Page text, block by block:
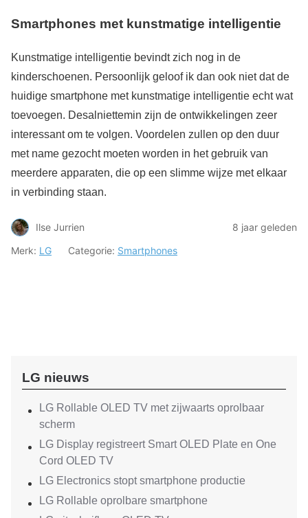
Smartphones met kunstmatige intelligentie
Kunstmatige intelligentie bevindt zich nog in de
kinderschoenen. Persoonlijk geloof ik dan ook niet dat de
huidige smartphone met kunstmatige intelligentie echt wat
toevoegen. Desalniettemin zijn de ontwikkelingen zeer
interessant om te volgen. Voordelen zullen op den duur
met name gezocht moeten worden in het gebruik van
meerdere apparaten, die op een slimme wijze met elkaar
in verbinding staan.
Ilse Jurrien
8 jaar geleden
Merk: LG Categorie: Smartphones
LG nieuws
LG Rollable OLED TV met zijwaarts oprolbaar
scherm
LG Display registreert Smart OLED Plate en One
Cord OLED TV
LG Electronics stopt smartphone productie
LG Rollable oprolbare smartphone